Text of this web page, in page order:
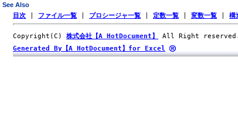
See Also
目次 ファイル一覧 プロシージャ一覧 定数一覧 変数一覧 構
Copyright(C) 株式会社【A HotDocument】
All Right reserved.
Generated By【A HotDocument】for Excel